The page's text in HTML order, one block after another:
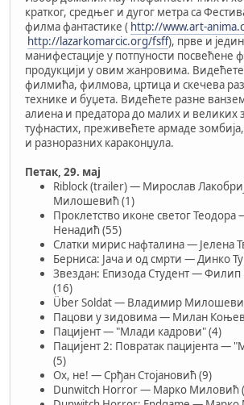
кратког, средњег и дугог метра са
филма фантастике ( http://www.art-
http://lazarkomarcic.org/fsff), прве и
манифестације у потпуности посвећене
продукцији у овим жанровима.
филмића, филмова, цртица и скечева
технике и буџета. Видећете разне
алиена и предатора до малих и великих
туфнастих, преживећете армаде
и разноразних караконџула.
Петак, 29. мај
Riblock (trailer) — Мирослав
Милошевић (1)
Проклетство иконе светог
Ненадић (55)
Слатки мирис нафталина — Јелена
Берниса: Јача и од смрти — Динко
Звездан: Епизода Студент —
(16)
Über Soldat — Владимир
Пацови у зидовима — Милан
Пацијент — "Млади кадрови" (4)
Пацијент 2: Повратак пацијента —
(5)
Oх, не! — Срђан Стојановић (9)
Dunwitch Horror — Марко Миловић